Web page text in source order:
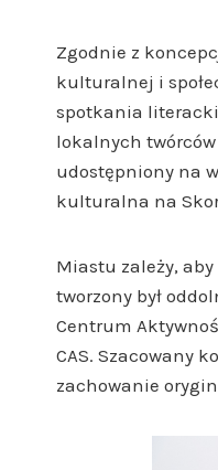
Zgodnie z
kulturalnej i
spotkania
lokalnych
udostępniony na
kulturalna na
Miastu zależy,
tworzony był
Centrum
CAS. Szacowany
zachowanie